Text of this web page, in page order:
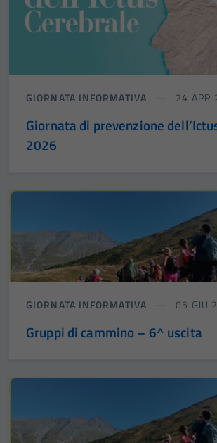
GIORNATA INFORMATIVA 24 APR
Giornata di prevenzione
2026
GIORNATA INFORMATIVA 05 GIU
Gruppi di cammino – 6^ uscita